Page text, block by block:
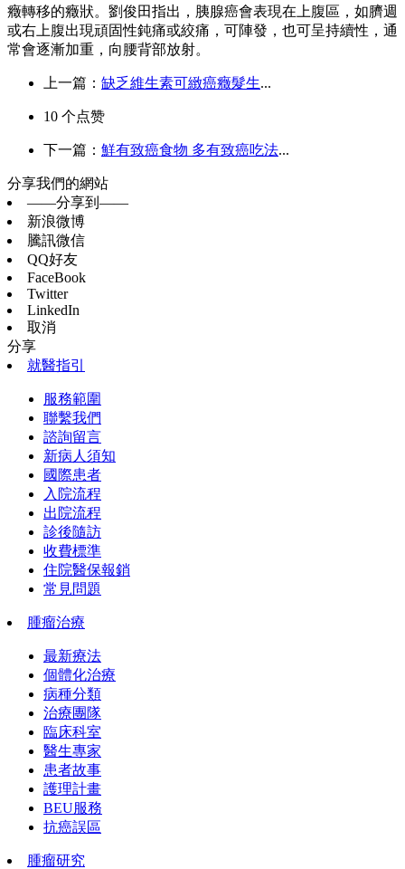
癥轉移的癥狀。劉俊田指出，胰腺癌會表現在上腹區，如臍週
或右上腹出現頑固性鈍痛或絞痛，可陣發，也可呈持續性，通
常會逐漸加重，向腰背部放射。
上一篇： 缺乏維生素可緻癌癥髮生...
10 个点赞
下一篇： 鮮有致癌食物 多有致癌吃法...
分享我們的網站
——分享到——
新浪微博
騰訊微信
QQ好友
FaceBook
Twitter
LinkedIn
取消
分享
就醫指引
服務範圍
聯繫我們
諮詢留言
新病人須知
國際患者
入院流程
出院流程
診後隨訪
收費標準
住院醫保報銷
常見問題
腫瘤治療
最新療法
個體化治療
病種分類
治療團隊
臨床科室
醫生專家
患者故事
護理計畫
BEU服務
抗癌誤區
腫瘤研究